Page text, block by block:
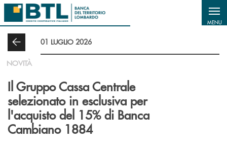
Salta al contenuto principale
MENU
01 LUGLIO 2026
NOVITÀ
Il Gruppo Cassa Centrale
selezionato in esclusiva per
l'acquisto del 15% di Banca
Cambiano 1884